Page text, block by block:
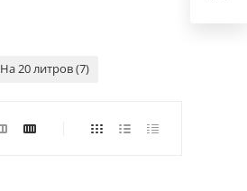
На 20 литров (7)